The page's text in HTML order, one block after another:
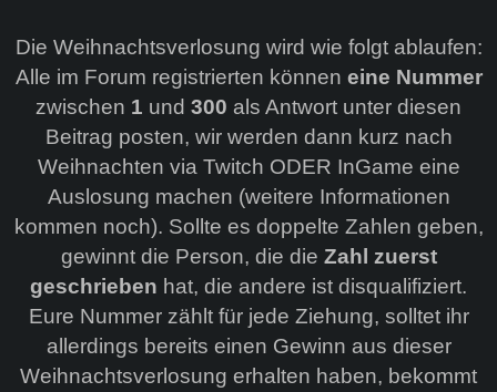
Die Weihnachtsverlosung wird wie folgt ablaufen:
Alle im Forum registrierten können eine Nummer
zwischen 1 und 300 als Antwort unter diesen
Beitrag posten, wir werden dann kurz nach
Weihnachten via Twitch ODER InGame eine
Auslosung machen (weitere Informationen
kommen noch). Sollte es doppelte Zahlen geben,
gewinnt die Person, die die Zahl zuerst
geschrieben hat, die andere ist disqualifiziert.
Eure Nummer zählt für jede Ziehung, solltet ihr
allerdings bereits einen Gewinn aus dieser
Weihnachtsverlosung erhalten haben, bekommt